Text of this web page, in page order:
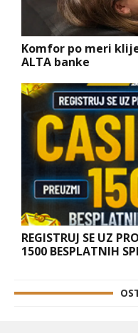
Komfor po meri
ALTA banke
REGISTRUJ SE UZ
1500 BESPLATNIH